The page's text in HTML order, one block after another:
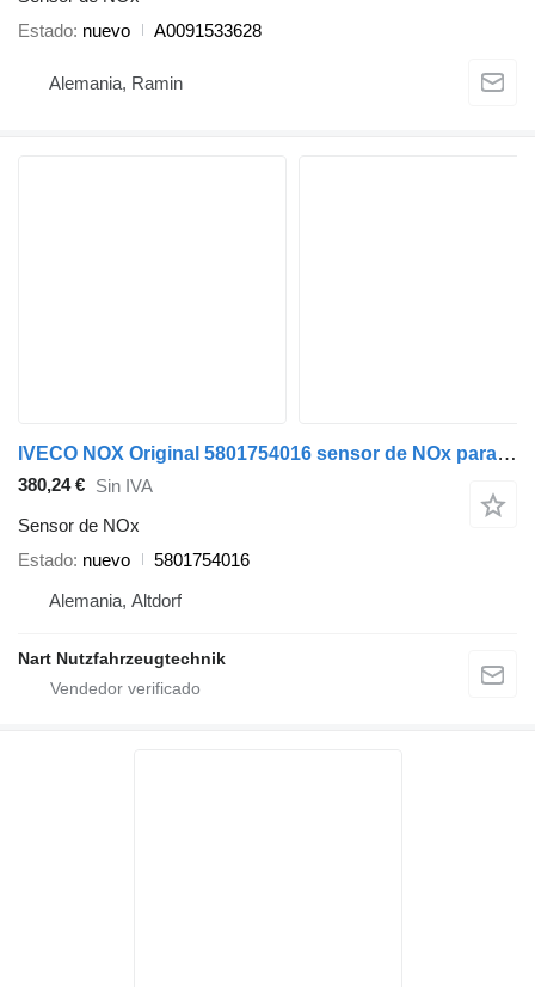
Estado nuevo A0091533628
Alemania, Ramin
IVECO NOX Original 5801754016 sensor de NOx para IVECO camión
380,24 € Sin IVA
Sensor de NOx
Estado nuevo
5801754016
Alemania, Altdorf
Nart Nutzfahrzeugtechnik